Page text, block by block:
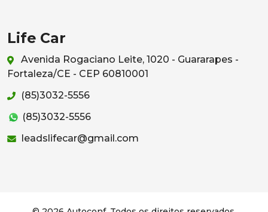
Life Car
Avenida Rogaciano Leite, 1020 - Guararapes -
Fortaleza/CE - CEP 60810001
(85)3032-5556
(85)3032-5556
leadslifecar@gmail.com